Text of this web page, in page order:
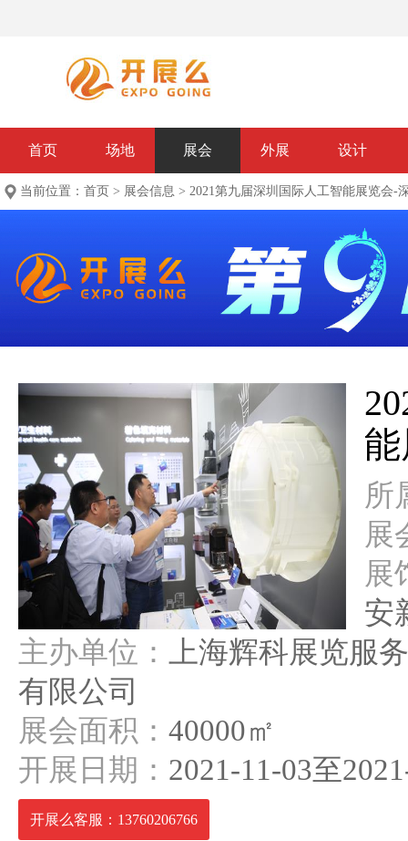
首页 场地 展会 外展 设计
当前位置： 首页 > 展会信息 > 2021第九届深圳国际人工智能展览会-
所
展
展
安
主办单位：
上海辉科展览服
有限公司
展会面积： 40000㎡
开展日期： 2021-11-03至
开展么客服：13760206766